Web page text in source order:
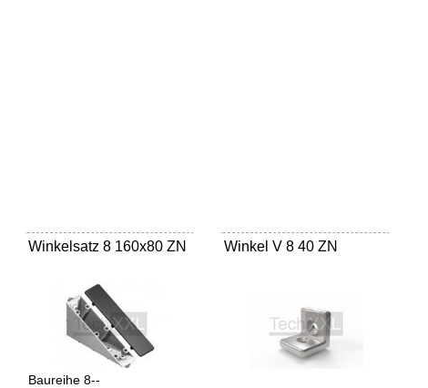
Winkelsatz 8 160x80 ZN
Baureihe 8--
Winkel V 8 40 ZN